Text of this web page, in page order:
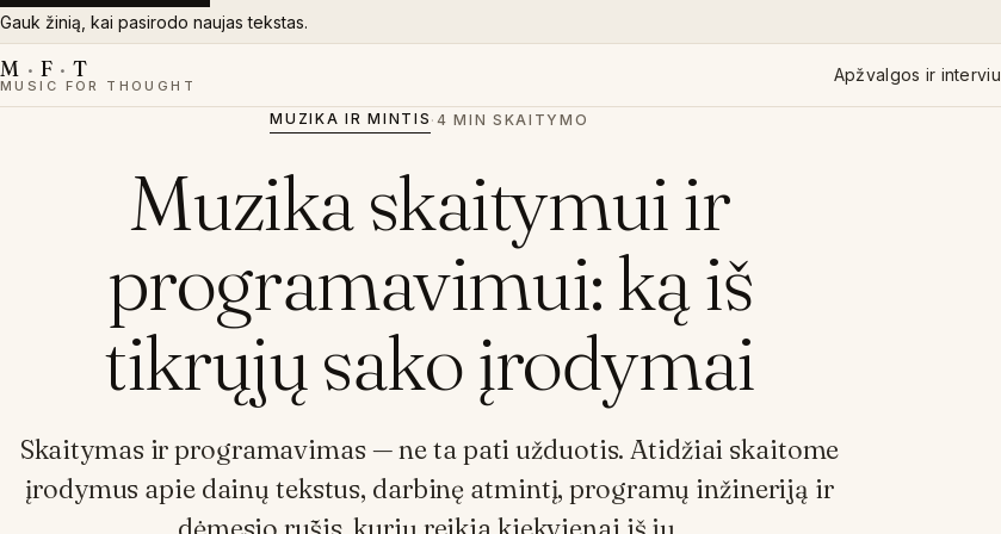
Gauk žinią, kai pasirodo naujas tekstas.
M · F · T
MUSIC FOR THOUGHT
Apžvalgos ir interviu
MUZIKA IR MINTIS ·4 MIN SKAITYMO
Muzika skaitymui ir
programavimui: ką iš
tikrųjų sako įrodymai
Skaitymas ir programavimas — ne ta pati užduotis. Atidžiai skaitome
įrodymus apie dainų tekstus, darbinę atmintį, programų inžineriją ir